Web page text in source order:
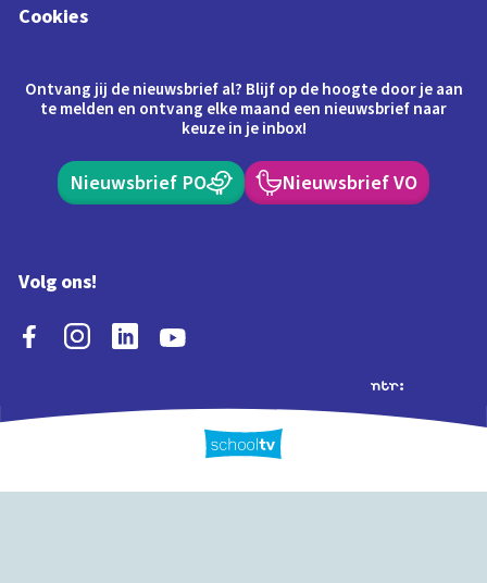
Cookies
Ontvang jij de nieuwsbrief al? Blijf op de hoogte door je aan
te melden en ontvang elke maand een nieuwsbrief naar
keuze in je inbox!
Nieuwsbrief PO Nieuwsbrief VO
Volg ons!